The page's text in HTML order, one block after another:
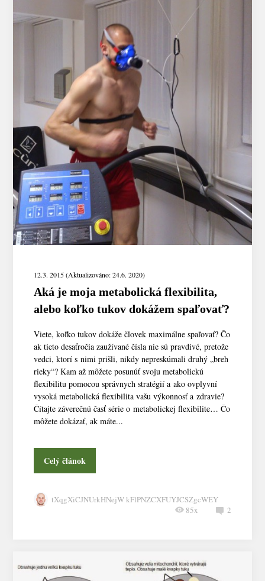
12.3. 2015 (Aktualizováno: 24.6. 2020)
Aká je moja metabolická flexibilita,
alebo koľko tukov dokážem spaľovať?
Viete, koľko tukov dokáže človek maximálne spaľovať? Čo
ak tieto desaťročia zaužívané čísla nie sú pravdivé, pretože
vedci, ktorí s nimi prišli, nikdy nepreskúmali druhý „breh
rieky“? Kam až môžete posunúť svoju metabolickú
flexibilitu pomocou správnych stratégií a ako ovplyvní
vysoká metabolická flexibilita vašu výkonnosť a zdravie?
Čítajte záverečnú časť série o metabolickej flexibilite… Čo
môžete dokázať, ak máte...
Celý článok
tXqgXiCJNUrkHNejW kFlPNZCXFUYJCSZgcWEY
2
85x